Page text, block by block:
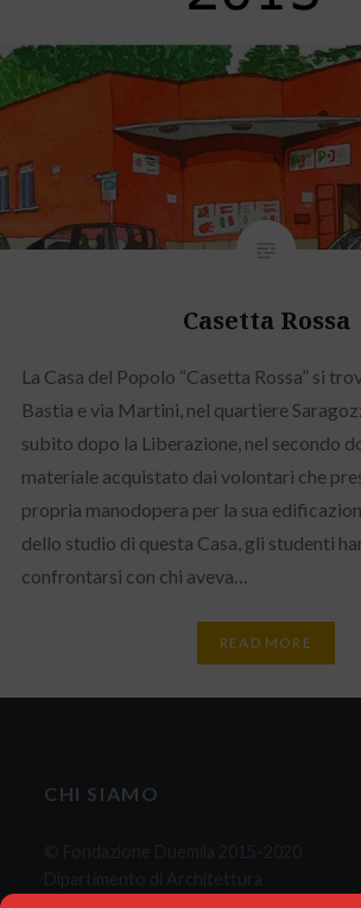
Casetta Rossa
La Casa del Popolo “Casetta Rossa” si
Bastia e via Martini, nel quartiere
subito dopo la Liberazione, nel secondo
materiale acquistato dai volontari che
propria manodopera per la sua
dello studio di questa Casa, gli studenti
confrontarsi con chi aveva…
READ MORE
CHI SIAMO